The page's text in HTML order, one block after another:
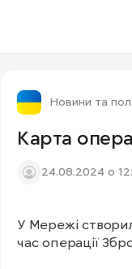
Новини та
Карта
24.08.2024 о
У Мережі
час операції